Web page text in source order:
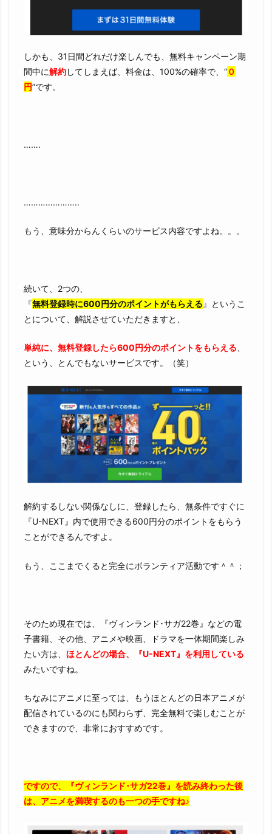
しかも、31日間どれだけ楽しんでも、無料キャンペーン期
間中に解約してしまえば、料金は、100%の確率で、“０
円”です。
…….
…………………..
もう、意味分からんくらいのサービス内容ですよね。。。
続いて、2つの、
『無料登録時に600円分のポイントがもらえる 』というこ
とについて、解説させていただきますと、
単純に、無料登録したら600円分のポイントをもらえる
という、とんでもないサービスです。（笑）
解約するしない関係なしに、登録したら、無条件ですぐに
『U-NEXT』内で使用できる600円分のポイントをもらう
ことができるんですよ。
もう、ここまでくると完全にボランティア活動です＾＾；
そのため現在では、『ヴィンランド･サガ22巻』などの電
子書籍、その他、アニメや映画、ドラマを一体期間楽しみ
たい方は、 ほとんどの場合、『U-NEXT』を利用している
みたいですね。
ちなみにアニメに至っては、もうほとんどの日本アニメが
配信されているのにも関わらず、完全無料で楽しむことが
できますので、非常におすすめです。
ですので、『ヴィンランド･サガ22巻』を読み終わった後
は、アニメを満喫するのも一つの手ですね♪